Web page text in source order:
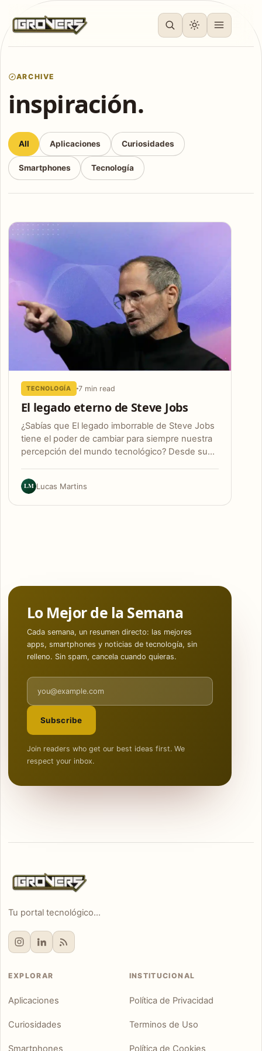
ARCHIVE
inspiración.
All Aplicaciones Curiosidades
Smartphones Tecnología
Articles
TECNOLOGÍA 7 min read
El legado eterno de Steve Jobs
¿Sabías que El legado imborrable de Steve Jobs
tiene el poder de cambiar para siempre nuestra
percepción del mundo tecnológico? Desde su…
LM Lucas Martins
Lo Mejor de la Semana
Cada semana, un resumen directo: las mejores
apps, smartphones y noticias de tecnología, sin
relleno. Sin spam, cancela cuando quieras.
Email address
Subscribe
Join readers who get our best ideas first. We
respect your inbox.
Tu portal tecnológico...
EXPLORAR
Aplicaciones
Curiosidades
Smartphones
INSTITUCIONAL
Política de Privacidad
Terminos de Uso
Política de Cookies